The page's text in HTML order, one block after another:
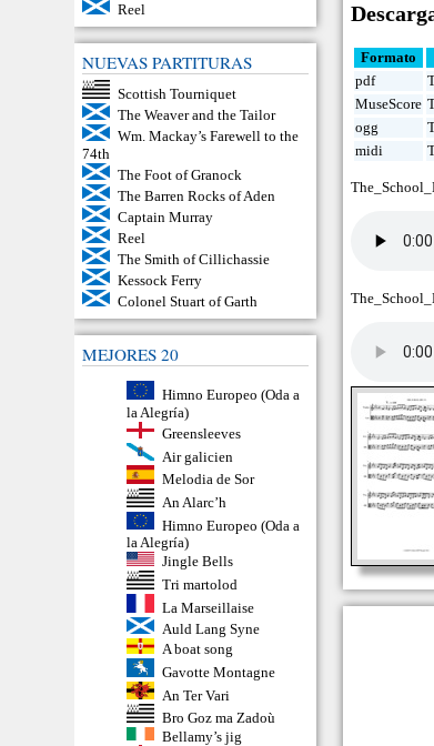
Reel
NUEVAS PARTITURAS
Scottish Tourniquet
The Weaver and the Tailor
Wm. Mackay’s Farewell to the
74th
The Foot of Granock
The Barren Rocks of Aden
Captain Murray
Reel
The Smith of Cillichassie
Kessock Ferry
Colonel Stuart of Garth
MEJORES 20
Himno Europeo (Oda a
la Alegría)
Greensleeves
Air galicien
Melodia de Sor
An Alarc’h
Himno Europeo (Oda a
la Alegría)
Jingle Bells
Tri martolod
La Marseillaise
Auld Lang Syne
A boat song
Gavotte Montagne
An Ter Vari
Bro Goz ma Zadoù
Bellamy’s jig
Formato
pdf
MuseScore
ogg
midi